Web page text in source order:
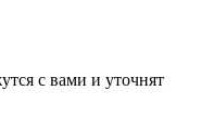
с вами и уточнят